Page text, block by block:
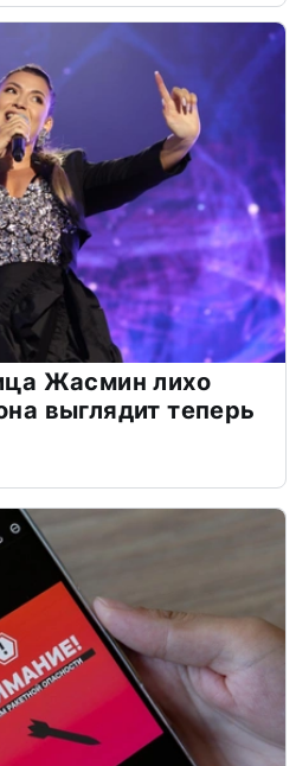
Жасмин лихо
выглядит теперь